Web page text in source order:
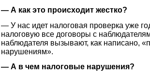
— А как это происходит жестко?
— У нас идет налоговая проверка уже
налоговую все договоры с
наблюдателя вызывают, как написано,
нарушениям».
— А в чем налоговые нарушения?